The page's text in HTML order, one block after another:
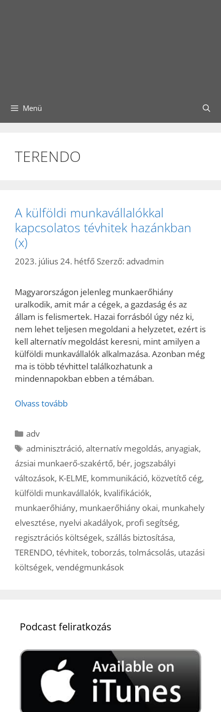
Menü
TERENDO
A külföldi munkavállalókkal
kapcsolatos tévhitek hazánkban
(x)
2023. július 24. hétfő Szerző: advadmin
Magyarországon jelenleg munkaerőhiány
uralkodik, amit már a cégek, a gazdaság és az
állam is felismertek. Hazai forrásból úgy néz ki,
nem lehet teljesen megoldani a helyzetet, ezért is
kell alternatív megoldást keresni, mint amilyen a
külföldi munkavállalók alkalmazása. Azonban még
ma is több tévhittel találkozhatunk a
mindennapokban ebben a témában.
Olvass tovább
Kategória
adv
Címkék
adminisztráció,alternatív megoldás,anyagiak,
ázsiai munkaerő-szakértő, bér, jogszabályi
változások, K-ELME, kommunikáció, közvetítő cég,
külföldi munkavállalók, kvalifikációk,
munkaerőhiány, munkaerőhiány okai, munkahely
elvesztése, nyelvi akadályok, profi segítség,
regisztrációs költségek, szállás biztosítása,
TERENDO, tévhitek, toborzás, tolmácsolás, utazási
költségek, vendégmunkások
Podcast feliratkozás